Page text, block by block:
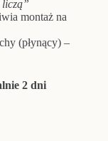
liczą”
montaż na
(płynący) –
2 dni